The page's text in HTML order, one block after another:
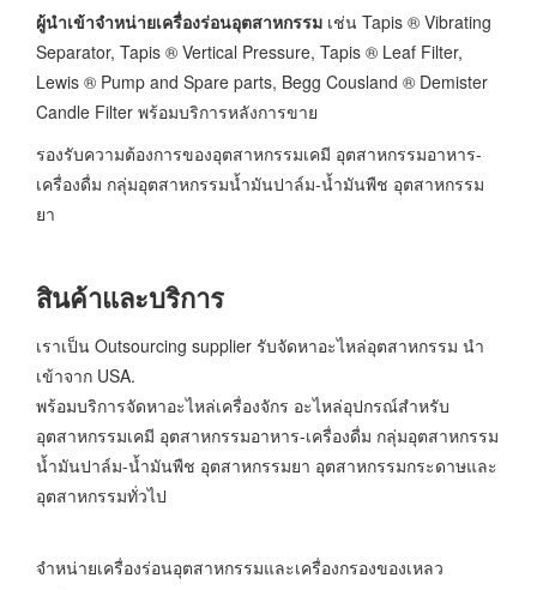
ผู้นำเข้าจำหน่ายเครื่องร่อนอุตสาหกรรม เช่น Tapis ® Vibrating
Separator, Tapis ® Vertical Pressure, Tapis ® Leaf Filter,
Lewis ® Pump and Spare parts, Begg Cousland ® Demister
Candle Filter พร้อมบริการหลังการขาย
รองรับความต้องการของอุตสาหกรรมเคมี อุตสาหกรรมอาหาร-
เครื่องดื่ม กลุ่มอุตสาหกรรมนํ้ามันปาล์ม-นํ้ามันพืช อุตสาหกรรม
ยา
สินค้าและบริการ
เราเป็น Outsourcing supplier รับจัดหาอะไหล่อุตสาหกรรม นำ
เข้าจาก USA.
พร้อมบริการจัดหาอะไหล่เครื่องจักร อะไหล่อุปกรณ์สำหรับ
อุตสาหกรรมเคมี อุตสาหกรรมอาหาร-เครื่องดื่ม กลุ่มอุตสาหกรรม
น้ำมันปาล์ม-น้ำมันพืช อุตสาหกรรมยา อุตสาหกรรมกระดาษและ
อุตสาหกรรมทั่วไป
จำหน่ายเครื่องร่อนอุตสาหกรรมและเครื่องกรองของเหลว